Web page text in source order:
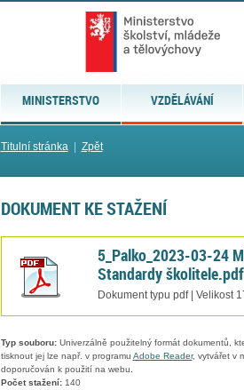
MINISTERSTVO VZDĚLÁVÁNÍ
Titulní stránka| Zpět
DOKUMENT KE STAŽENÍ
5_Palko_2023-03-24
Standardy školitele.pdf
Dokument typu pdf | Velikost
Typ souboru:Univerzálně použitelný formát dokumentů,
tisknout jej lze např. v programu Adobe Reader, vytvářet v
doporučován k použití na webu.
Počet stažení:140